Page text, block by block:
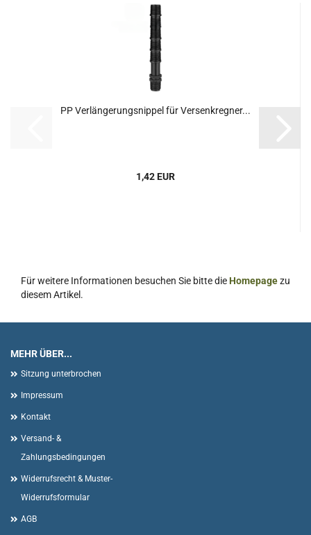
PP Verlängerungsnippel für Versenkregner...
1,42 EUR
Für weitere Informationen besuchen Sie bitte dieHomepagezu
diesem Artikel.
MEHR ÜBER...
Sitzung unterbrochen
Impressum
Kontakt
Versand- &
Zahlungsbedingungen
Widerrufsrecht & Muster-
Widerrufsformular
AGB